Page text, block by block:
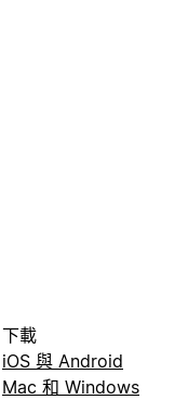
下載
iOS 與 Android
Mac 和 Windows